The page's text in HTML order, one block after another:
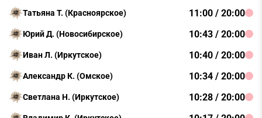
Татьяна Т. (Красноярское) 11:00 / 20:00
Юрий Д. (Новосибирское) 10:43 / 20:00
Иван Л. (Иркутское) 10:40 / 20:00
Александр К. (Омское) 10:34 / 20:00
Светлана Н. (Иркутское) 10:28 / 20:00